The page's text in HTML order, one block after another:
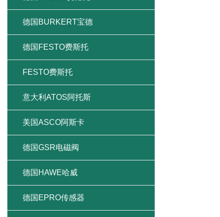
德国BURKERT宝德
德国FESTO费斯托
FESTO费斯托
意大利ATOS阿托斯
美国ASCO阿斯卡
德国GSR电磁阀
德国HAWE哈威
德国EPRO传感器